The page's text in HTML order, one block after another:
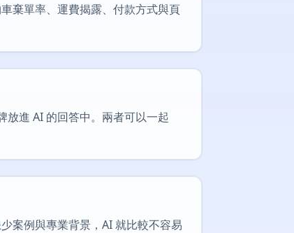
棄單率、運費揭露、付款方式與頁
放進 AI 的回答中。兩者可以一起
案例與專業背景，AI 就比較不容易